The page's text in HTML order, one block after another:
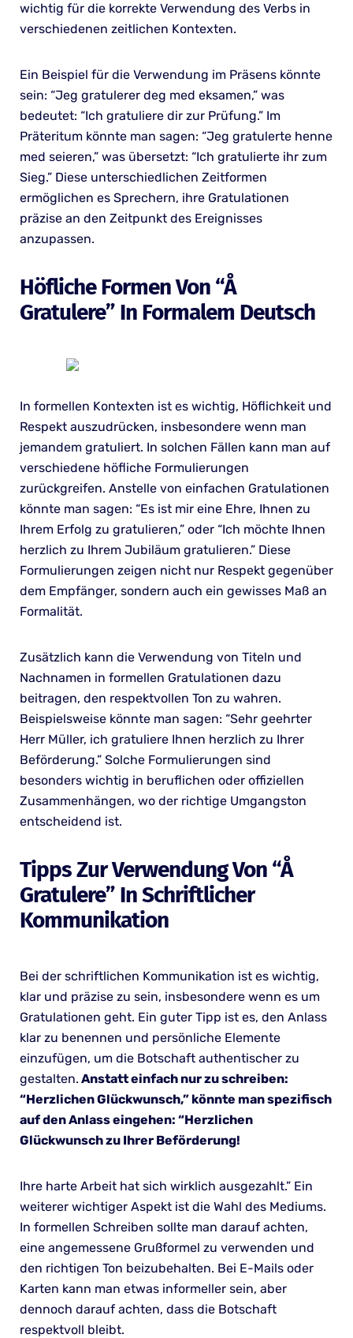
wichtig für die korrekte Verwendung des Verbs in
verschiedenen zeitlichen Kontexten.
Ein Beispiel für die Verwendung im Präsens könnte
sein: “Jeg gratulerer deg med eksamen,” was
bedeutet: “Ich gratuliere dir zur Prüfung.” Im
Präteritum könnte man sagen: “Jeg gratulerte henne
med seieren,” was übersetzt: “Ich gratulierte ihr zum
Sieg.” Diese unterschiedlichen Zeitformen
ermöglichen es Sprechern, ihre Gratulationen
präzise an den Zeitpunkt des Ereignisses
anzupassen.
Höfliche Formen Von “Å
Gratulere” In Formalem Deutsch
In formellen Kontexten ist es wichtig, Höflichkeit und
Respekt auszudrücken, insbesondere wenn man
jemandem gratuliert. In solchen Fällen kann man auf
verschiedene höfliche Formulierungen
zurückgreifen. Anstelle von einfachen Gratulationen
könnte man sagen: “Es ist mir eine Ehre, Ihnen zu
Ihrem Erfolg zu gratulieren,” oder “Ich möchte Ihnen
herzlich zu Ihrem Jubiläum gratulieren.” Diese
Formulierungen zeigen nicht nur Respekt gegenüber
dem Empfänger, sondern auch ein gewisses Maß an
Formalität.
Zusätzlich kann die Verwendung von Titeln und
Nachnamen in formellen Gratulationen dazu
beitragen, den respektvollen Ton zu wahren.
Beispielsweise könnte man sagen: “Sehr geehrter
Herr Müller, ich gratuliere Ihnen herzlich zu Ihrer
Beförderung.” Solche Formulierungen sind
besonders wichtig in beruflichen oder offiziellen
Zusammenhängen, wo der richtige Umgangston
entscheidend ist.
Tipps Zur Verwendung Von “Å
Gratulere” In Schriftlicher
Kommunikation
Bei der schriftlichen Kommunikation ist es wichtig,
klar und präzise zu sein, insbesondere wenn es um
Gratulationen geht. Ein guter Tipp ist es, den Anlass
klar zu benennen und persönliche Elemente
einzufügen, um die Botschaft authentischer zu
gestalten. Anstatt einfach nur zu schreiben:
“Herzlichen Glückwunsch,” könnte man spezifisch
auf den Anlass eingehen: “Herzlichen
Glückwunsch zu Ihrer Beförderung!
Ihre harte Arbeit hat sich wirklich ausgezahlt.” Ein
weiterer wichtiger Aspekt ist die Wahl des Mediums.
In formellen Schreiben sollte man darauf achten,
eine angemessene Grußformel zu verwenden und
den richtigen Ton beizubehalten. Bei E-Mails oder
Karten kann man etwas informeller sein, aber
dennoch darauf achten, dass die Botschaft
respektvoll bleibt.